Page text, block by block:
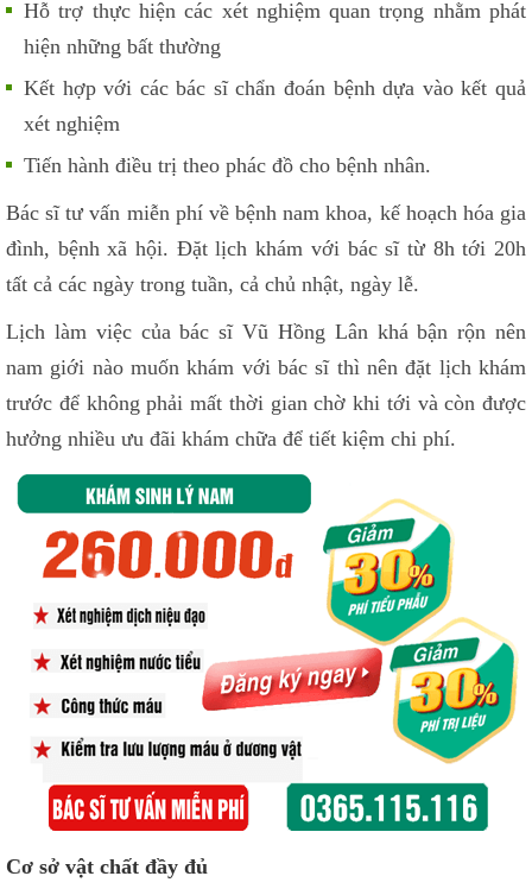
Hỗ trợ thực hiện các xét nghiệm quan trọng nhằm phát
hiện những bất thường
Kết hợp với các bác sĩ chẩn đoán bệnh dựa vào kết quả
xét nghiệm
Tiến hành điều trị theo phác đồ cho bệnh nhân.
Bác sĩ tư vấn miễn phí về bệnh nam khoa, kế hoạch hóa gia
đình, bệnh xã hội. Đặt lịch khám với bác sĩ từ 8h tới 20h
tất cả các ngày trong tuần, cả chủ nhật, ngày lễ.
Lịch làm việc của bác sĩ Vũ Hồng Lân khá bận rộn nên
nam giới nào muốn khám với bác sĩ thì nên đặt lịch khám
trước để không phải mất thời gian chờ khi tới và còn được
hưởng nhiều ưu đãi khám chữa để tiết kiệm chi phí.
Cơ sở vật chất đầy đủ